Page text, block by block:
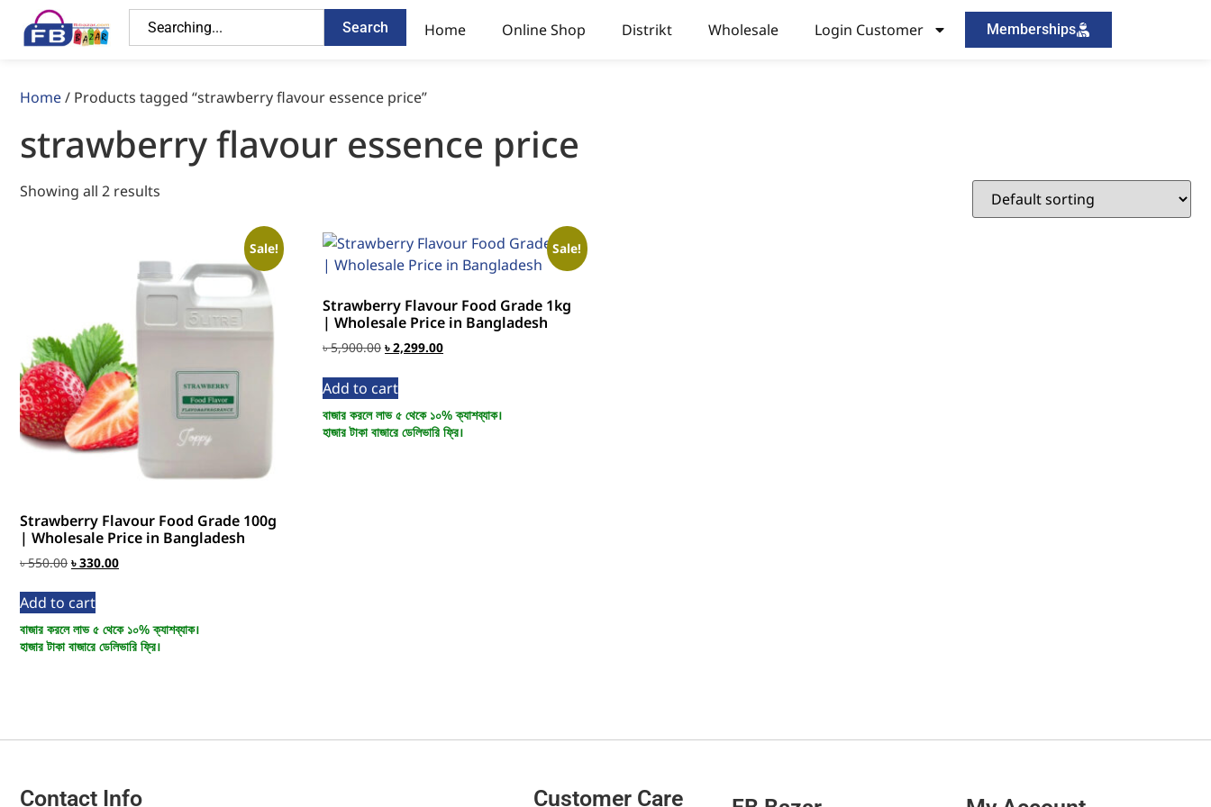
Search Home Online Shop Distrikt Wholesale Login Customer Memberships
Home/ Products tagged “strawberry flavour essence price”
strawberry flavour essence price
Showing all 2 results
Sale!
Strawberry Flavour Food Grade 100g
| Wholesale Price in Bangladesh
৳550.00 ৳330.00
Add to cart
বাজার করলে লাভ ৫ থেকে ১০% ক্যাশব্যাক।
হাজার টাকা বাজারে ডেলিভারি ফ্রি।
Sale!
Strawberry Flavour Food Grade 1kg
| Wholesale Price in Bangladesh
৳5,900.00 ৳2,299.00
Add to cart
বাজার করলে লাভ ৫ থেকে ১০% ক্যাশব্যাক।
হাজার টাকা বাজারে ডেলিভারি ফ্রি।
Contact Info Customer Care